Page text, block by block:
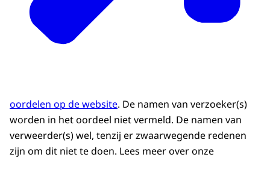
oordelen op de website. De namen van verzoeker(s)
worden in het oordeel niet vermeld. De namen van
verweerder(s) wel, tenzij er zwaarwegende redenen
zijn om dit niet te doen. Lees meer over onze